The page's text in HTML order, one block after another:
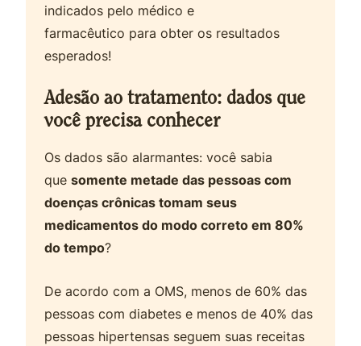
indicados pelo médico e
farmacêutico para obter os resultados
esperados!
Adesão ao tratamento: dados que
você precisa conhecer
Os dados são alarmantes: você sabia
quesomente metade das pessoas com
doenças crônicas tomam seus
medicamentos do modo correto em 80%
do tempo?
De acordo com a OMS, menos de 60% das
pessoas com diabetes e menos de 40% das
pessoas hipertensas seguem suas receitas